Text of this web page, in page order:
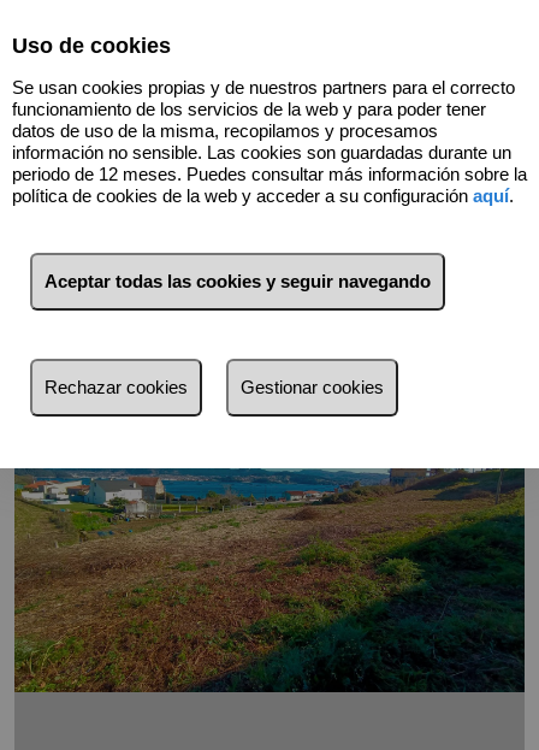
Volver
Uso de cookies
Se usan cookies propias y de nuestros partners para el correcto
funcionamiento de los servicios de la web y para poder tener
datos de uso de la misma, recopilamos y procesamos
información no sensible. Las cookies son guardadas durante un
periodo de 12 meses. Puedes consultar más información sobre la
política de cookies de la web y acceder a su configuración aquí.
Aceptar todas las cookies y seguir navegando
Rechazar cookies Gestionar cookies